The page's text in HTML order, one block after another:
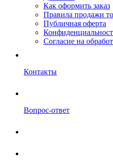
Как оформить заказ
Правила продажи
Публичная оферта
Согласие на
Контакты
Вопрос-ответ